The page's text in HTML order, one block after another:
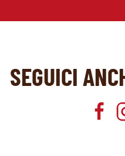
SEGUICI